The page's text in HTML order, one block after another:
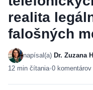
realita
falošných
napísal(a) Dr. Zuzana
12 min čítania•0 komentárov